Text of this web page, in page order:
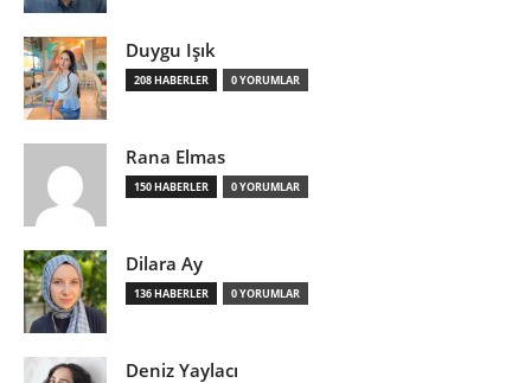
Duygu Işık
208 HABERLER 0 YORUMLAR
Rana Elmas
150 HABERLER 0 YORUMLAR
Dilara Ay
136 HABERLER 0 YORUMLAR
Deniz Yaylacı